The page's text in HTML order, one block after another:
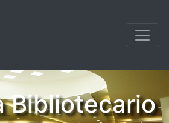
Bibliotecario